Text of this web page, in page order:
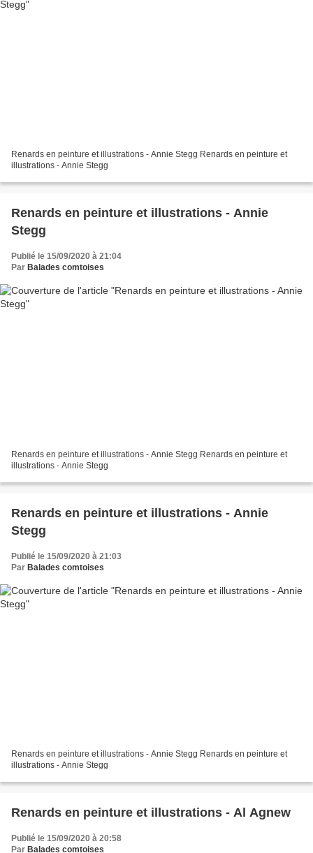
Renards en peinture et illustrations - Annie Stegg Renards en peinture et
illustrations - Annie Stegg
Renards en peinture et illustrations - Annie
Stegg
Publié le 15/09/2020 à 21:04
Par Balades comtoises
Renards en peinture et illustrations - Annie Stegg Renards en peinture et
illustrations - Annie Stegg
Renards en peinture et illustrations - Annie
Stegg
Publié le 15/09/2020 à 21:03
Par Balades comtoises
Renards en peinture et illustrations - Annie Stegg Renards en peinture et
illustrations - Annie Stegg
Renards en peinture et illustrations - Al Agnew
Publié le 15/09/2020 à 20:58
Par Balades comtoises